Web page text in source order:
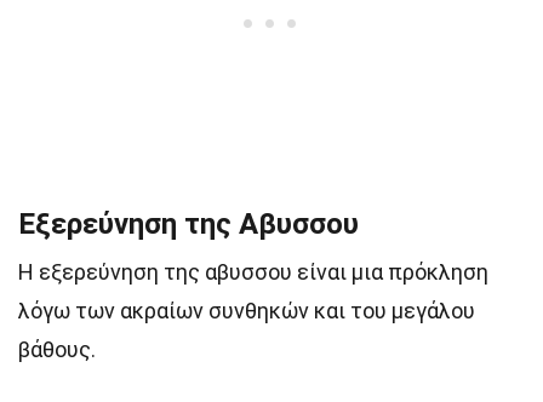
Εξερεύνηση της Αβυσσου
Η εξερεύνηση της αβυσσου είναι μια πρόκληση
λόγω των ακραίων συνθηκών και του μεγάλου
βάθους.